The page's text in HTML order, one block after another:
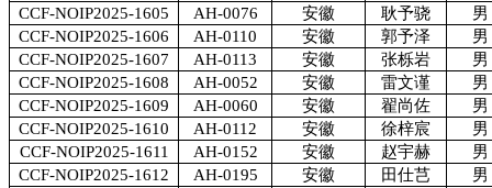
CCF-NOIP2025-1605
AH-0076 安徽 耿予骁
男
CCF-NOIP2025-1606
AH-0110 安徽 郭予泽
男
CCF-NOIP2025-1607
AH-0113 安徽 张栎岩
男
CCF-NOIP2025-1608
AH-0052 安徽 雷文谨
男
CCF-NOIP2025-1609
AH-0060 安徽 翟尚佐
男
CCF-NOIP2025-1610
AH-0112 安徽 徐梓宸
男
CCF-NOIP2025-1611
AH-0152 安徽 赵宇赫
男
CCF-NOIP2025-1612
AH-0195 安徽 田仕芑
男